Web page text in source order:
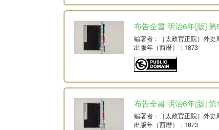
布告全書 明治6年[版] 第
編著者 : ［太政官正院］外史
出版年（西暦）
: 1873
布告全書 明治6年[版] 第
編著者 : ［太政官正院］外史
出版年（西暦）
: 1873